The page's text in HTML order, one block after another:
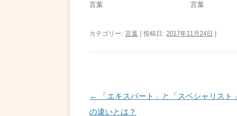
言葉
言葉
カテゴリー: 言葉 | 投稿日: 2017年11月24日
投
稿
←
「エキスパート」と「スペシャリスト」
の違いとは？